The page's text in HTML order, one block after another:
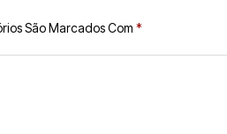
São Marcados Com *